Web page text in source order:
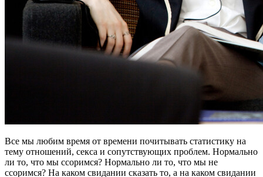
Все мы любим время от времени почитывать статистику на
тему отношений, секса и сопутствующих проблем. Нормально
ли то, что мы ссоримся? Нормально ли то, что мы не
ссоримся? На каком свидании сказать то, а на каком свидании